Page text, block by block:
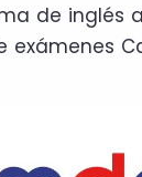
de inglés